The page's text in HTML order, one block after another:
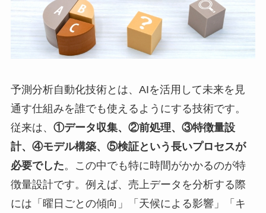
予測分析自動化技術とは、AIを活用して未来を見
通す仕組みを誰でも使えるようにする技術です。
従来は、 ①データ収集、②前処理、③特徴量設
計、④モデル構築、⑤検証という長いプロセスが
必要でした。この中でも特に時間がかかるのが特
徴量設計です。例えば、売上データを分析する際
には「曜日ごとの傾向」「天候による影響」「キ